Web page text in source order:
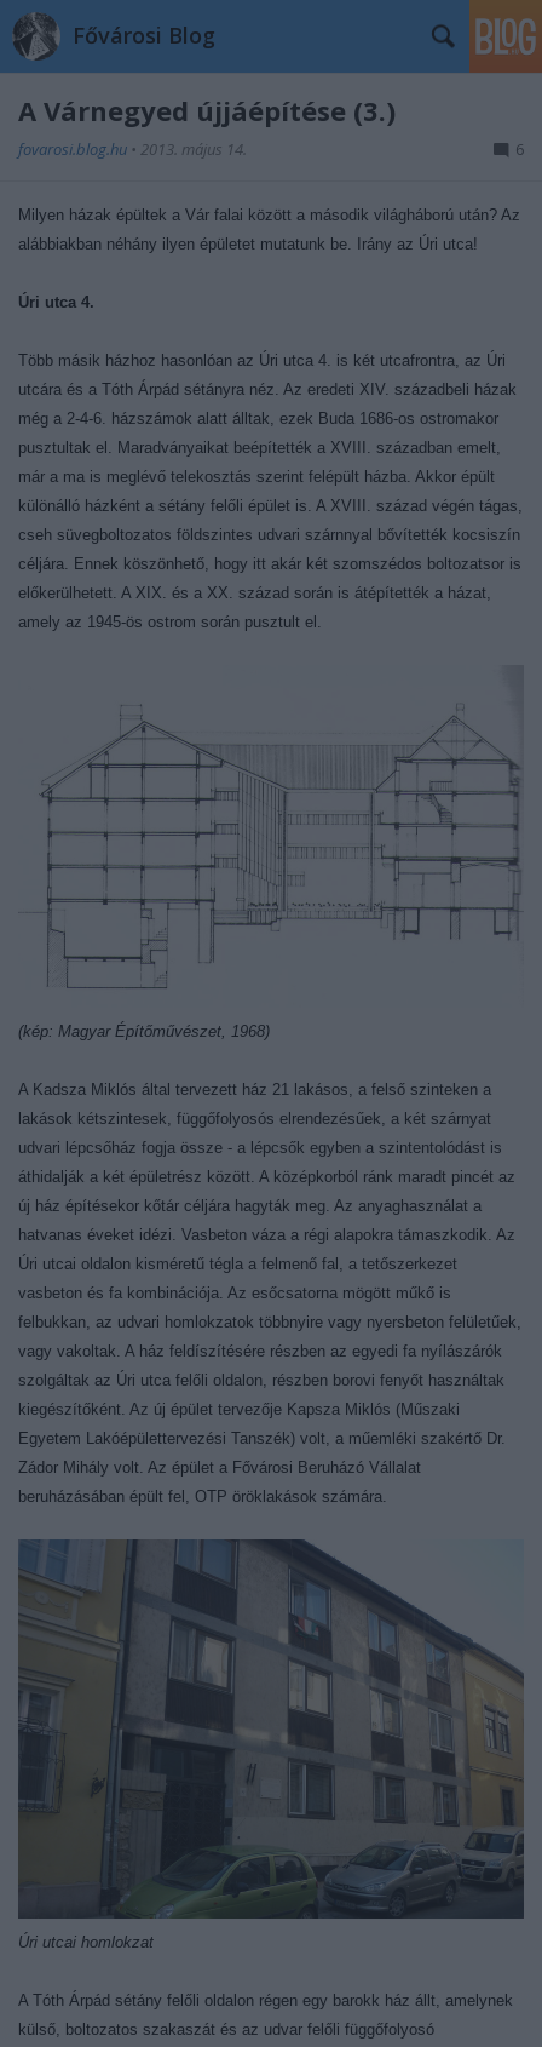
Fővárosi Blog
A Várnegyed újjáépítése (3.)
fovarosi.blog.hu • 2013. május 14. 6
Milyen házak épültek a Vár falai között a második világháború után? Az
alábbiakban néhány ilyen épületet mutatunk be. Irány az Úri utca!
Úri utca 4.
Több másik házhoz hasonlóan az Úri utca 4. is két utcafrontra, az Úri
utcára és a Tóth Árpád sétányra néz. Az eredeti XIV. századbeli házak
még a 2-4-6. házszámok alatt álltak, ezek Buda 1686-os ostromakor
pusztultak el. Maradványaikat beépítették a XVIII. században emelt,
már a ma is meglévő telekosztás szerint felépült házba. Akkor épült
különálló házként a sétány felőli épület is. A XVIII. század végén tágas,
cseh süvegboltozatos földszintes udvari szárnnyal bővítették kocsiszín
céljára. Ennek köszönhető, hogy itt akár két szomszédos boltozatsor is
előkerülhetett. A XIX. és a XX. század során is átépítették a házat,
amely az 1945-ös ostrom során pusztult el.
(kép: Magyar Építőművészet, 1968)
A Kadsza Miklós által tervezett ház 21 lakásos, a felső szinteken a
lakások kétszintesek, függőfolyosós elrendezésűek, a két szárnyat
udvari lépcsőház fogja össze - a lépcsők egyben a szintentolódást is
áthidalják a két épületrész között. A középkorból ránk maradt pincét az
új ház építésekor kőtár céljára hagyták meg. Az anyaghasználat a
hatvanas éveket idézi. Vasbeton váza a régi alapokra támaszkodik. Az
Úri utcai oldalon kisméretű tégla a felmenő fal, a tetőszerkezet
vasbeton és fa kombinációja. Az esőcsatorna mögött műkő is
felbukkan, az udvari homlokzatok többnyire vagy nyersbeton felületűek,
vagy vakoltak. A ház feldíszítésére részben az egyedi fa nyílászárók
szolgáltak az Úri utca felőli oldalon, részben borovi fenyőt használtak
kiegészítőként. Az új épület tervezője Kapsza Miklós (Műszaki
Egyetem Lakóépülettervezési Tanszék) volt, a műemléki szakértő Dr.
Zádor Mihály volt. Az épület a Fővárosi Beruházó Vállalat
beruházásában épült fel, OTP öröklakások számára.
Úri utcai homlokzat
A Tóth Árpád sétány felőli oldalon régen egy barokk ház állt, amelynek
külső, boltozatos szakaszát és az udvar felőli függőfolyosó